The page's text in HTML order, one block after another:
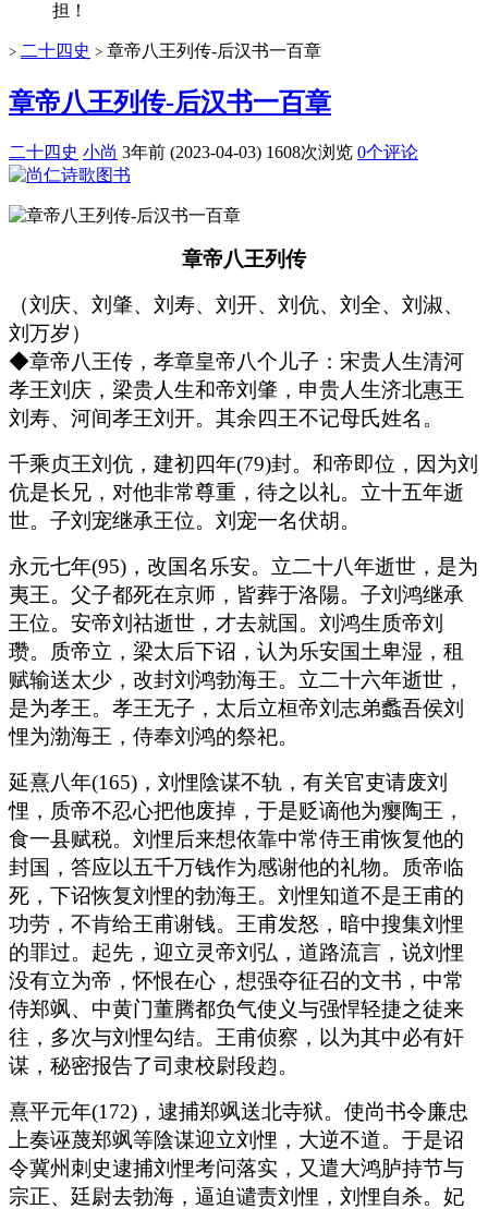
担！
> 二十四史 > 章帝八王列传-后汉书一百章
章帝八王列传-后汉书一百章
二十四史 小尚 3年前 (2023-04-03) 1608次浏览 0个评论
章帝八王列传
（刘庆、刘肇、刘寿、刘开、刘伉、刘全、刘淑、
刘万岁）
◆章帝八王传，孝章皇帝八个儿子：宋贵人生清河
孝王刘庆，梁贵人生和帝刘肇，申贵人生济北惠王
刘寿、河间孝王刘开。其余四王不记母氏姓名。
千乘贞王刘伉，建初四年(79)封。和帝即位，因为刘
伉是长兄，对他非常尊重，待之以礼。立十五年逝
世。子刘宠继承王位。刘宠一名伏胡。
永元七年(95)，改国名乐安。立二十八年逝世，是为
夷王。父子都死在京师，皆葬于洛陽。子刘鸿继承
王位。安帝刘祜逝世，才去就国。刘鸿生质帝刘
瓒。质帝立，梁太后下诏，认为乐安国土卑湿，租
赋输送太少，改封刘鸿勃海王。立二十六年逝世，
是为孝王。孝王无子，太后立桓帝刘志弟蠡吾侯刘
悝为渤海王，侍奉刘鸿的祭祀。
延熹八年(165)，刘悝陰谋不轨，有关官吏请废刘
悝，质帝不忍心把他废掉，于是贬谪他为瘿陶王，
食一县赋税。刘悝后来想依靠中常侍王甫恢复他的
封国，答应以五千万钱作为感谢他的礼物。质帝临
死，下诏恢复刘悝的勃海王。刘悝知道不是王甫的
功劳，不肯给王甫谢钱。王甫发怒，暗中搜集刘悝
的罪过。起先，迎立灵帝刘弘，道路流言，说刘悝
没有立为帝，怀恨在心，想强夺征召的文书，中常
侍郑飒、中黄门董腾都负气使义与强悍轻捷之徒来
往，多次与刘悝勾结。王甫侦察，以为其中必有奸
谋，秘密报告了司隶校尉段赹。
熹平元年(172)，逮捕郑飒送北寺狱。使尚书令廉忠
上奏诬蔑郑飒等陰谋迎立刘悝，大逆不道。于是诏
令冀州刺史逮捕刘悝考问落实，又遣大鸿胪持节与
宗正、廷尉去勃海，逼迫谴责刘悝，刘悝自杀。妃